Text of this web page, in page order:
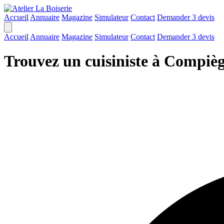
Accueil Annuaire Magazine Simulateur Contact Demander 3 devis
Accueil Annuaire Magazine Simulateur Contact Demander 3 devis
Trouvez un cuisiniste à